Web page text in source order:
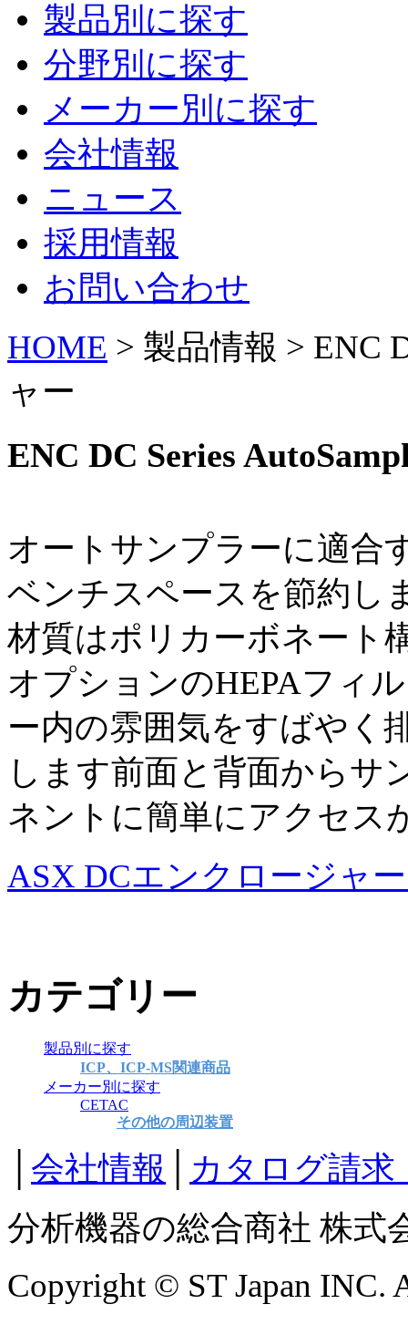
製品別に探す
分野別に探す
メーカー別に探す
会社情報
ニュース
採用情報
お問い合わせ
HOME > 製品情報 > ENC
ャー
ENC DC Series
オートサンプラーに適合
ベンチスペースを節約し
材質はポリカーボネート
オプションのHEPAフィ
ー内の雰囲気をすばやく
します前面と背面からサ
ネントに簡単にアクセス
ASX DCエンクロージャ
カテゴリー
製品別に探す
ICP、ICP-MS関連商品
メーカー別に探す
CETAC
その他の周辺装置
会社情報
カタログ請
分析機器の総合商社 株式
Copyright © ST Japan INC.